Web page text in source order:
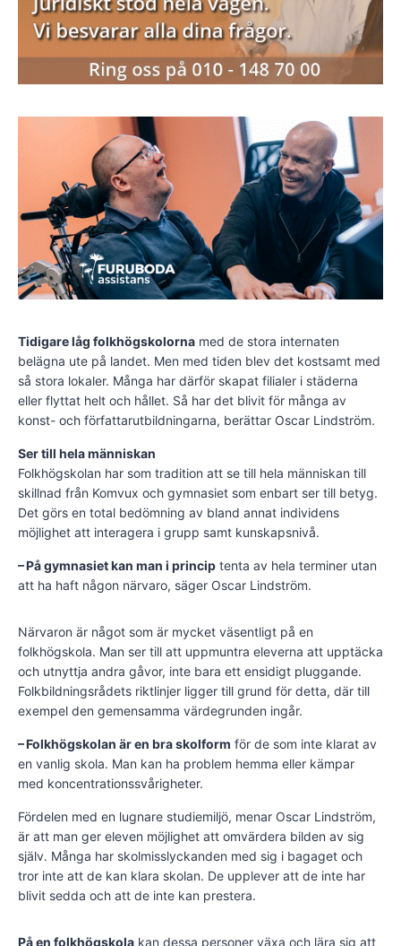
Tidigare låg folkhögskolorna med de stora internaten
belägna ute på landet. Men med tiden blev det kostsamt med
så stora lokaler. Många har därför skapat filialer i städerna
eller flyttat helt och hållet. Så har det blivit för många av
konst- och författarutbildningarna, berättar Oscar Lindström.
Ser till hela människan
Folkhögskolan har som tradition att se till hela människan till
skillnad från Komvux och gymnasiet som enbart ser till betyg.
Det görs en total bedömning av bland annat individens
möjlighet att interagera i grupp samt kunskapsnivå.
– På gymnasiet kan man i princip tenta av hela terminer utan
att ha haft någon närvaro, säger Oscar Lindström.
Närvaron är något som är mycket väsentligt på en
folkhögskola. Man ser till att uppmuntra eleverna att upptäcka
och utnyttja andra gåvor, inte bara ett ensidigt pluggande.
Folkbildningsrådets riktlinjer ligger till grund för detta, där till
exempel den gemensamma värdegrunden ingår.
– Folkhögskolan är en bra skolform för de som inte klarat av
en vanlig skola. Man kan ha problem hemma eller kämpar
med koncentrationssvårigheter.
Fördelen med en lugnare studiemiljö, menar Oscar Lindström,
är att man ger eleven möjlighet att omvärdera bilden av sig
själv. Många har skolmisslyckanden med sig i bagaget och
tror inte att de kan klara skolan. De upplever att de inte har
blivit sedda och att de inte kan prestera.
På en folkhögskola kan dessa personer växa och lära sig att